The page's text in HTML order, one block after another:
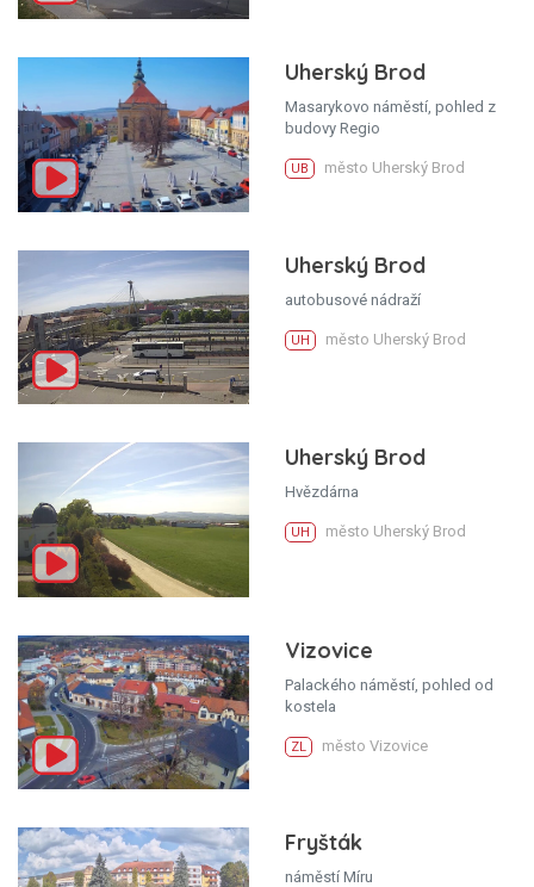
Uherský Brod
Masarykovo náměstí, pohled z
budovy Regio
UB město Uherský Brod
Uherský Brod
autobusové nádraží
UH město Uherský Brod
Uherský Brod
Hvězdárna
UH město Uherský Brod
Vizovice
Palackého náměstí, pohled od
kostela
ZL město Vizovice
Fryšták
náměstí Míru